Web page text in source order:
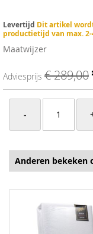
Levertijd Dit artikel
productietijd van max.
Maatwijzer
Adviesprijs € 289,00
-
Anderen bekeken